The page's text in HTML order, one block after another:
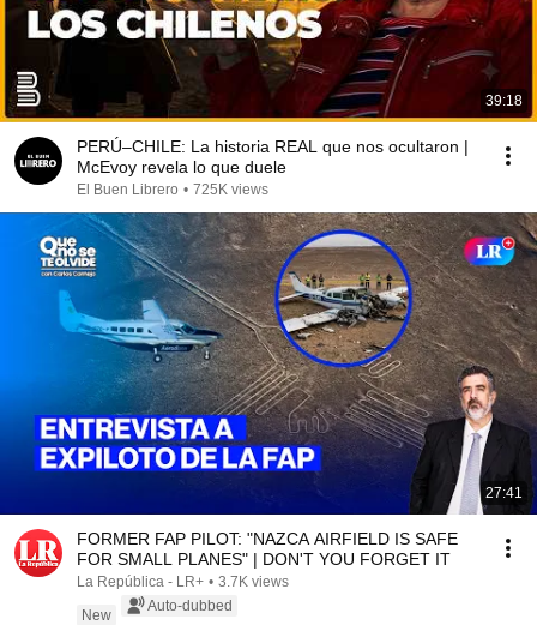
39:18
PERÚ–CHILE: La historia REAL que nos ocultaron |
McEvoy revela lo que duele
El Buen Librero • 725K views
27:41
FORMER FAP PILOT: "NAZCA AIRFIELD IS SAFE
FOR SMALL PLANES" | DON'T YOU FORGET IT
La República - LR+ • 3.7K views
New
Auto-dubbed